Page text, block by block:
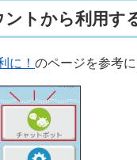
トから利用す
に！ のページを参考